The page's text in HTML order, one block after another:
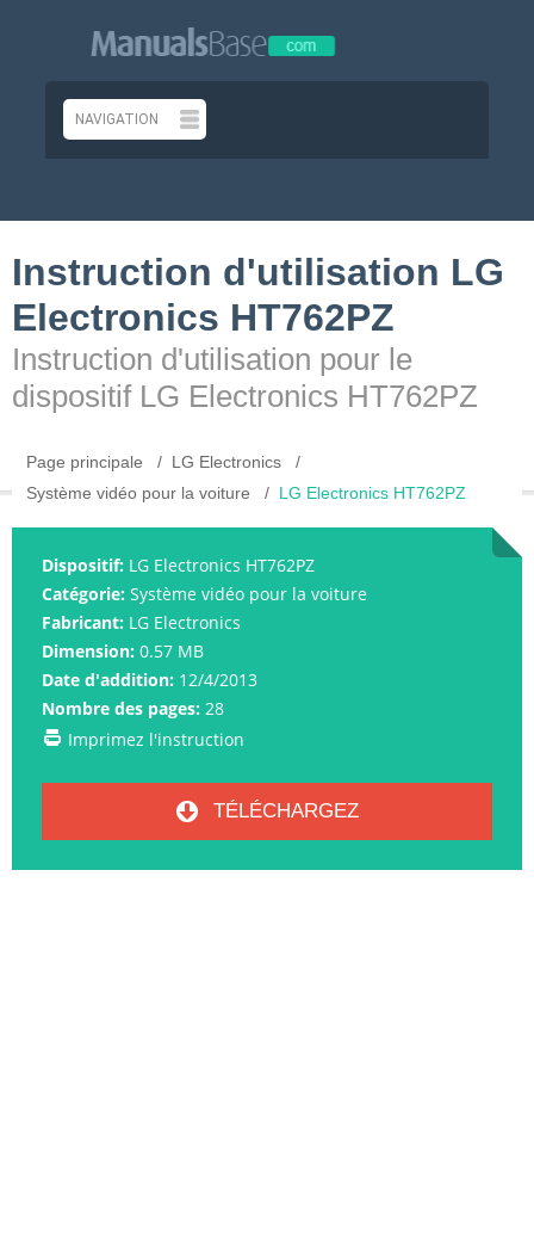
Instruction d'utilisation LG
Electronics HT762PZ
Instruction d'utilisation pour le
dispositif LG Electronics HT762PZ
Page principale
LG Electronics
Système vidéo pour la voiture
LG Electronics HT762PZ
Dispositif: LG Electronics HT762PZ
Catégorie: Système vidéo pour la voiture
Fabricant: LG Electronics
Dimension: 0.57 MB
Date d'addition: 12/4/2013
Nombre des pages: 28
Imprimez l'instruction
TÉLÉCHARGEZ